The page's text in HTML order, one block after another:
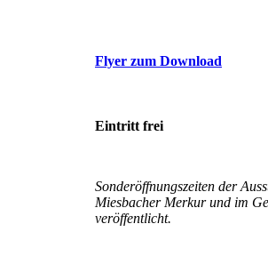
Flyer zum Download
Eintritt frei
Sonderöffnungszeiten der
Miesbacher Merkur und im
veröffentlicht.